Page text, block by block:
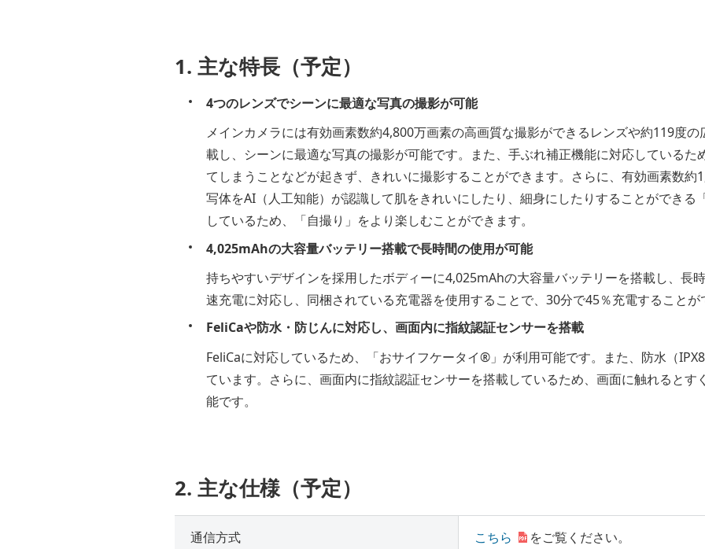
1. 主な特長（予定）
4つのレンズでシーンに最適な写真の撮影が可能
メインカメラには有効画素数約4,800万画素の高画質な撮影ができるレンズや約119度
載し、シーンに最適な写真の撮影が可能です。また、手ぶれ補正機能に対応しているた
てしまうことなどが起きず、きれいに撮影することができます。さらに、有効画素数約
写体をAI（人工知能）が認識して肌をきれいにしたり、細身にしたりすることができる
しているため、「自撮り」をより楽しむことができます。
4,025mAhの大容量バッテリー搭載で長時間の使用が可能
持ちやすいデザインを採用したボディーに4,025mAhの大容量バッテリーを搭載し、長
速充電に対応し、同梱されている充電器を使用することで、30分で45％充電することが
FeliCaや防水・防じんに対応し、画面内に指紋認証センサーを搭載
FeliCaに対応しているため、「おサイフケータイ®」が利用可能です。また、防水（IPX8
ています。さらに、画面内に指紋認証センサーを搭載しているため、画面に触れるとす
能です。
2. 主な仕様（予定）
通信方式 こちら をご覧ください。